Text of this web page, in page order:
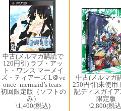
中古(メルマガ購読で
120円引) ラブ・アッ
ト・ワンス マーメイ
ズ・ティアーズ L＠ve
once -mermaid’s tears-
初回限定版（ソフトの
み）
\1,400(税込)
中古(メルマガ
250円引)未使用
記ディスガイア
限定版
\2,800(税